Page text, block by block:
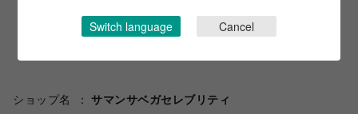
ショップ名
サマンサベガセレブリティ
Switch language Cancel